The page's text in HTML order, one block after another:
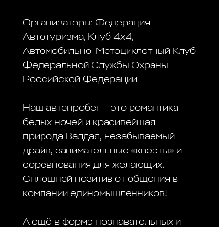
Организаторы: Федерация
Автотуризма, Клуб 4х4,
Автомобильно-Мотоциклетный Клуб
Федеральной Службы Охраны
Российской Федерации
Наш автопробег – это романтика
белых ночей и красивейшая
природа Валдая, незабываемый
драйв, занимательные «квесты» и
соревнования для желающих.
Сплошной позитив от общения в
компании единомышленников!
А ещё в форме познавательных и